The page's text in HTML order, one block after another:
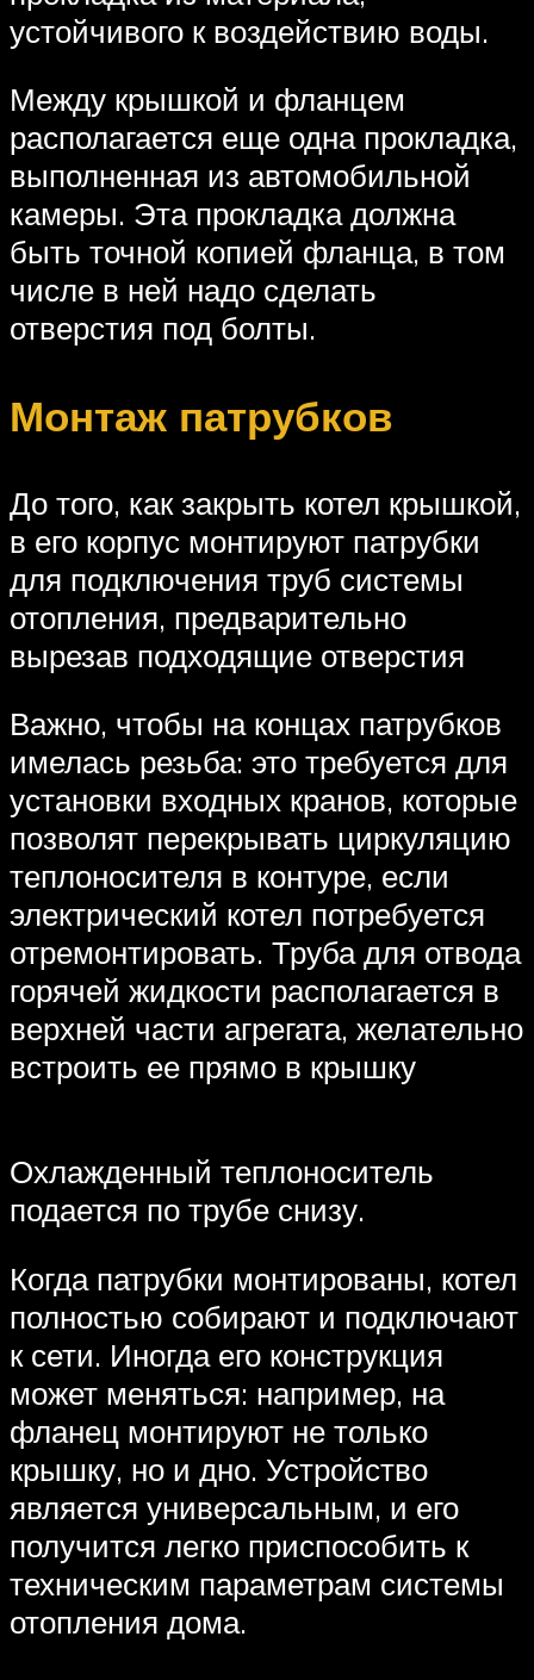
устойчивого к воздействию воды.
Между крышкой и фланцем
располагается еще одна прокладка,
выполненная из автомобильной
камеры. Эта прокладка должна
быть точной копией фланца, в том
числе в ней надо сделать
отверстия под болты.
Монтаж патрубков
До того, как закрыть котел крышкой,
в его корпус монтируют патрубки
для подключения труб системы
отопления, предварительно
вырезав подходящие отверстия
Важно, чтобы на концах патрубков
имелась резьба: это требуется для
установки входных кранов, которые
позволят перекрывать циркуляцию
теплоносителя в контуре, если
электрический котел потребуется
отремонтировать. Труба для отвода
горячей жидкости располагается в
верхней части агрегата, желательно
встроить ее прямо в крышку
Охлажденный теплоноситель
подается по трубе снизу.
Когда патрубки монтированы, котел
полностью собирают и подключают
к сети. Иногда его конструкция
может меняться: например, на
фланец монтируют не только
крышку, но и дно. Устройство
является универсальным, и его
получится легко приспособить к
техническим параметрам системы
отопления дома.